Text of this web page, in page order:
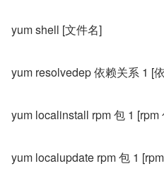
yum shell [文件名]
yum resolvedep 依赖关系 1 [
yum localinstall rpm 包 1 [rpm
yum localupdate rpm 包 1